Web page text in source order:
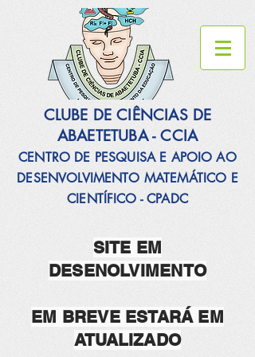
CLUBE DE CIÊNCIAS DE
ABAETETUBA - CCIA
CENTRO DE PESQUISA E APOIO AO
DESENVOLVIMENTO MATEMÁTICO E
CIENTÍFICO - CPADC
SITE EM
DESENOLVIMENTO
EM BREVE ESTARÁ EM
ATUALIZADO